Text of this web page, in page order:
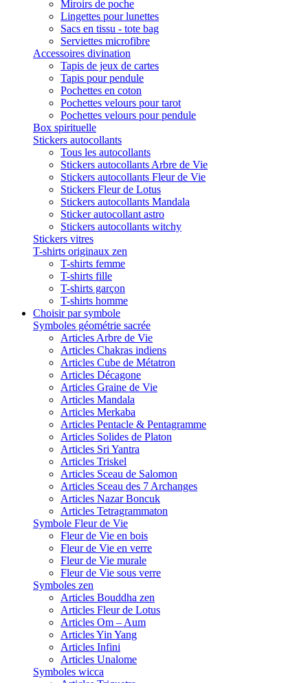
Miroirs de poche
Lingettes pour lunettes
Sacs en tissu - tote bag
Serviettes microfibre
Accessoires divination
Tapis de jeux de cartes
Tapis pour pendule
Pochettes en coton
Pochettes velours pour tarot
Pochettes velours pour pendule
Box spirituelle
Stickers autocollants
Tous les autocollants
Stickers autocollants Arbre de Vie
Stickers autocollants Fleur de Vie
Stickers Fleur de Lotus
Stickers autocollants Mandala
Sticker autocollant astro
Stickers autocollants witchy
Stickers vitres
T-shirts originaux zen
T-shirts femme
T-shirts fille
T-shirts garçon
T-shirts homme
Choisir par symbole
Symboles géométrie sacrée
Articles Arbre de Vie
Articles Chakras indiens
Articles Cube de Métatron
Articles Décagone
Articles Graine de Vie
Articles Mandala
Articles Merkaba
Articles Pentacle & Pentagramme
Articles Solides de Platon
Articles Sri Yantra
Articles Triskel
Articles Sceau de Salomon
Articles Sceau des 7 Archanges
Articles Nazar Boncuk
Articles Tetragrammaton
Symbole Fleur de Vie
Fleur de Vie en bois
Fleur de Vie en verre
Fleur de Vie murale
Fleur de Vie sous verre
Symboles zen
Articles Bouddha zen
Articles Fleur de Lotus
Articles Om – Aum
Articles Yin Yang
Articles Infini
Articles Unalome
Symboles wicca